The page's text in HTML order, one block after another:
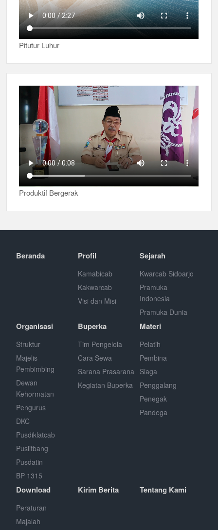
Pitutur Luhur
Produktif Bergerak
Beranda Profil
Kamabicab
Kakwarcab
Visi dan Misi
Sejarah
Kwarcab Sidoarjo
Pramuka
Indonesia
Pramuka Dunia
Organisasi
Struktur
Majelis
Pembimbing
Dewan
Kehormatan
Pengurus
DKC
Pusdiklatcab
Puslitbang
Pusdatin
BP 1315
Buperka
Tim Pengelola
Cara Sewa
Sarana Prasarana
Kegiatan Buperka
Materi
Pelatih
Pembina
Siaga
Penggalang
Penegak
Pandega
Download
Peraturan
Majalah
Kirim Berita Tentang Kami